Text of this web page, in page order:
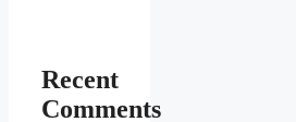
Recent
Comments